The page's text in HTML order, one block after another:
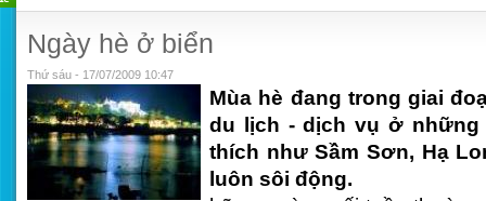
Ngày hè ở biển
Thứ sáu - 17/07/2009 10:47
Mùa hè đang trong giai
du lịch - dịch vụ ở
thích như Sầm Sơn, Hạ
luôn sôi động.